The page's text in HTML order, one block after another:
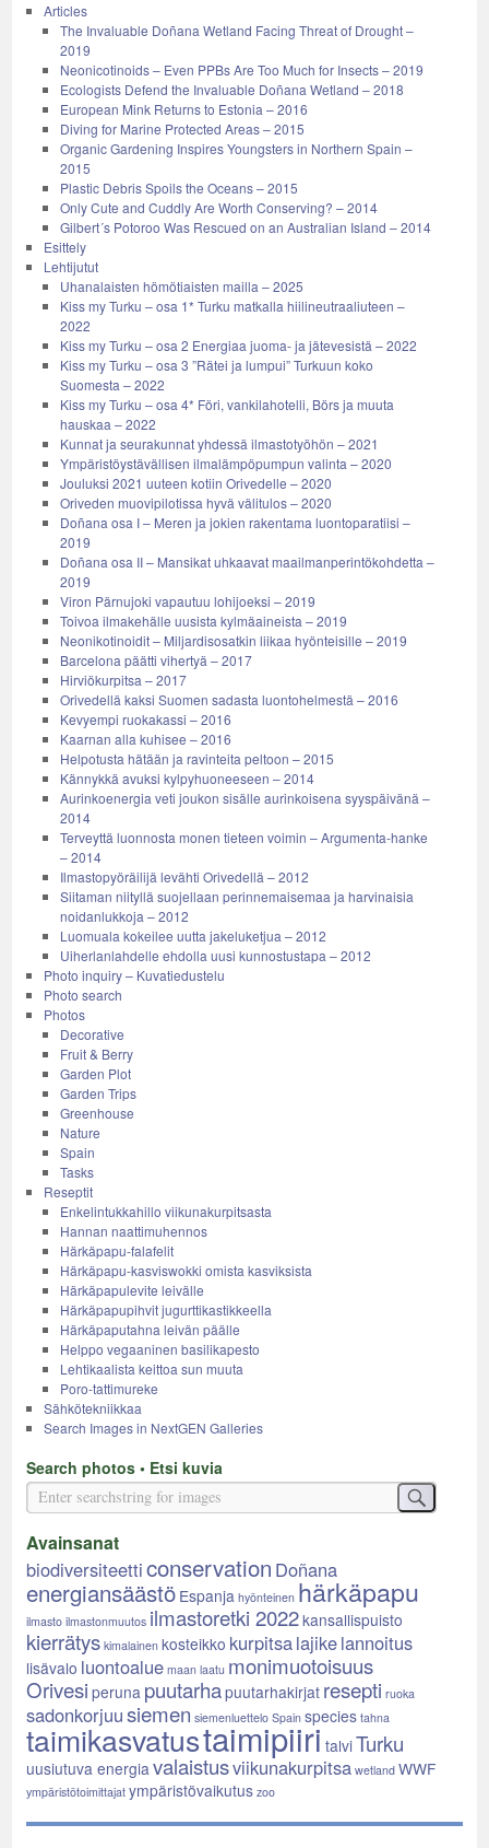
Articles
The Invaluable Doñana Wetland Facing Threat of Drought –
2019
Neonicotinoids – Even PPBs Are Too Much for Insects – 2019
Ecologists Defend the Invaluable Doñana Wetland – 2018
European Mink Returns to Estonia – 2016
Diving for Marine Protected Areas – 2015
Organic Gardening Inspires Youngsters in Northern Spain –
2015
Plastic Debris Spoils the Oceans – 2015
Only Cute and Cuddly Are Worth Conserving? – 2014
Gilbert´s Potoroo Was Rescued on an Australian Island – 2014
Esittely
Lehtijutut
Uhanalaisten hömötiaisten mailla – 2025
Kiss my Turku – osa 1* Turku matkalla hiilineutraaliuteen –
2022
Kiss my Turku – osa 2 Energiaa juoma- ja jätevesistä – 2022
Kiss my Turku – osa 3 ”Rätei ja lumpui” Turkuun koko
Suomesta – 2022
Kiss my Turku – osa 4* Föri, vankilahotelli, Börs ja muuta
hauskaa – 2022
Kunnat ja seurakunnat yhdessä ilmastotyöhön – 2021
Ympäristöystävällisen ilmalämpöpumpun valinta – 2020
Jouluksi 2021 uuteen kotiin Orivedelle – 2020
Oriveden muovipilotissa hyvä välitulos – 2020
Doñana osa I – Meren ja jokien rakentama luontoparatiisi –
2019
Doñana osa II – Mansikat uhkaavat maailmanperintökohdetta –
2019
Viron Pärnujoki vapautuu lohijoeksi – 2019
Toivoa ilmakehälle uusista kylmäaineista – 2019
Neonikotinoidit – Miljardisosatkin liikaa hyönteisille – 2019
Barcelona päätti vihertyä – 2017
Hirviökurpitsa – 2017
Orivedellä kaksi Suomen sadasta luontohelmestä – 2016
Kevyempi ruokakassi – 2016
Kaarnan alla kuhisee – 2016
Helpotusta hätään ja ravinteita peltoon – 2015
Kännykkä avuksi kylpyhuoneeseen – 2014
Aurinkoenergia veti joukon sisälle aurinkoisena syyspäivänä –
2014
Terveyttä luonnosta monen tieteen voimin – Argumenta-hanke
– 2014
Ilmastopyöräilijä levähti Orivedellä – 2012
Siitaman niityllä suojellaan perinnemaisemaa ja harvinaisia
noidanlukkoja – 2012
Luomuala kokeilee uutta jakeluketjua – 2012
Uiherlanlahdelle ehdolla uusi kunnostustapa – 2012
Photo inquiry – Kuvatiedustelu
Photo search
Photos
Decorative
Fruit & Berry
Garden Plot
Garden Trips
Greenhouse
Nature
Spain
Tasks
Reseptit
Enkelintukkahillo viikunakurpitsasta
Hannan naattimuhennos
Härkäpapu-falafelit
Härkäpapu-kasviswokki omista kasviksista
Härkäpapulevite leivälle
Härkäpapupihvit jugurttikastikkeella
Härkäpaputahna leivän päälle
Helppo vegaaninen basilikapesto
Lehtikaalista keittoa sun muuta
Poro-tattimureke
Sähkötekniikkaa
Search Images in NextGEN Galleries
Search photos • Etsi kuvia
Avainsanat
biodiversiteetticonservation Doñana
energiansäästö Espanja hyönteinen härkäpapu
ilmasto ilmastonmuutos ilmastoretki 2022kansallispuisto
kierrätys kimalainen kosteikko kurpitsalajikelannoitus
lisävalo luontoalue maan laatu monimuotoisuus
Orivesi peruna puutarhapuutarhakirjat resepti ruoka
sadonkorjuusiemen siemenluettelo Spain species tahna
taimikasvatustaimipiiri talviTurku
uusiutuva energia valaistusviikunakurpitsa wetland WWF
ympäristötoimittajat ympäristövaikutus zoo